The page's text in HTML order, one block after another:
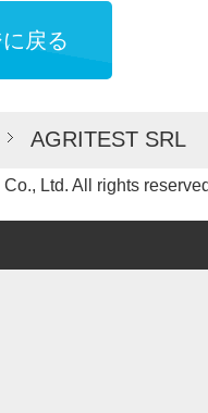
AGRITEST SRL
戻る
Ltd. All rights